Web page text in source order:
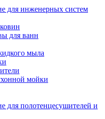
для инженерных систем
для ванн
мыла
мойки
для полотенцесушителей и